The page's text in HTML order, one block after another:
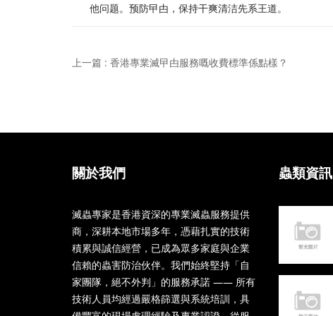
他问题。预防曱甴，保持干爽清洁先系王道。
上一篇 : 香港專業滅曱甴服務嘅收費標準係點樣？
關於我們
滅蟲專家是香港資深的專業滅蟲服務提供
商，深耕本地市場多年，憑藉扎實的技術
積累與誠信經營，已成為眾多家庭與企業
信賴的蟲害防治伙伴。我們始終堅持「自
家團隊，絕不外判」的服務承諾 —— 所有
技術人員均經過嚴格篩選與系統培訓，具
蟲類資訊